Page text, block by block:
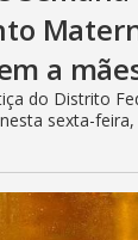
a
do Distrito
sexta-